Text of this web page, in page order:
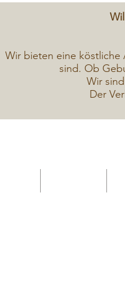
Wir bieten eine köstliche
sind. Ob
Wir
Der